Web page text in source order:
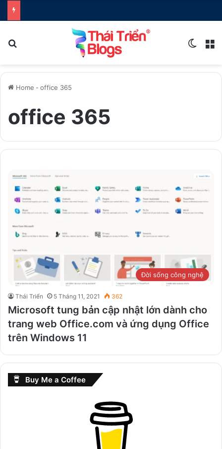
Home - office 365
office 365
Đời sống công nghệ
Thái Triển 5 Tháng 11, 2021 362
Microsoft tung bản cập nhật lớn dành cho
trang web Office.com và ứng dụng Office
trên Windows 11
Buy Me a Coffee